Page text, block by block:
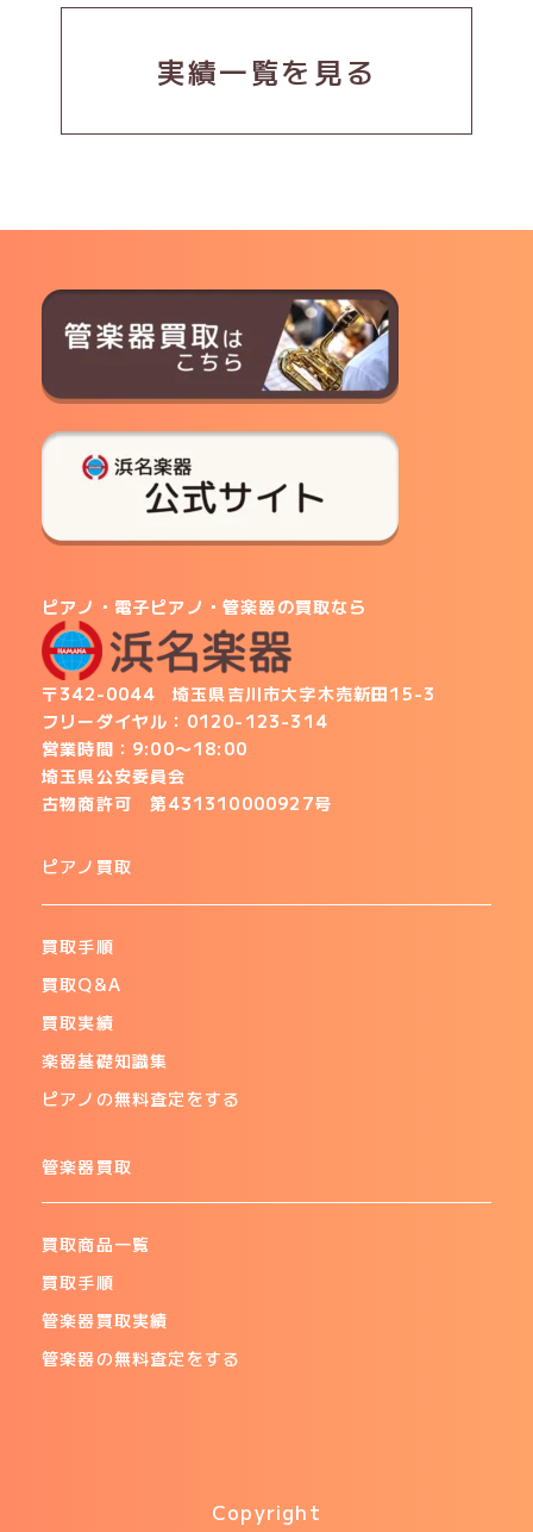
実績一覧を見る
ピアノ・電子ピアノ・管楽器の買取なら
〒342-0044 埼玉県吉川市大字木売新田15-3
フリーダイヤル： 0120-123-314
営業時間：9:00〜18:00
埼玉県公安委員会
古物商許可第431310000927号
ピアノ買取
買取手順
買取Q&A
買取実績
楽器基礎知識集
ピアノの無料査定をする
管楽器買取
買取商品一覧
買取手順
管楽器買取実績
管楽器の無料査定をする
Copyright